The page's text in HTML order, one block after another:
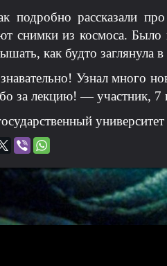
подробно рассказали
снимки из космоса.
как будто заглянула
Узнал много
за лекцию! — участник, 7